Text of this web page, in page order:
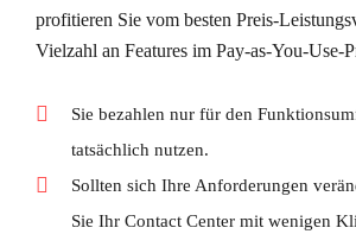
profitieren Sie vom besten Preis-
Vielzahl an Features im Pay-as-You-Use-
Sie bezahlen nur für den
tatsächlich nutzen.
Sollten sich Ihre Anforderungen
Sie Ihr Contact Center mit wenigen